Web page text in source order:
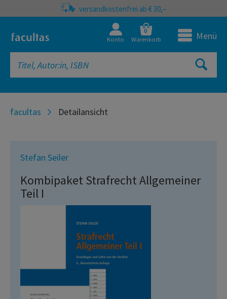
versandkostenfrei ab € 30,–
Konto
0
Warenkorb Menü
facultas Detailansicht
Stefan Seiler
Kombipaket Strafrecht Allgemeiner
Teil I